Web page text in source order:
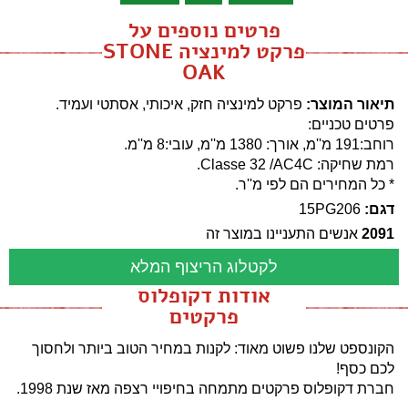
פרטים נוספים על
פרקט למינציה STONE
OAK
תיאור המוצר: פרקט למינציה חזק, איכותי, אסתטי ועמיד.
פרטים טכניים:
רוחב:191 מ''מ, אורך: 1380 מ''מ, עובי:8 מ''מ.
רמת שחיקה: Classe 32 /AC4C.
* כל המחירים הם לפי מ''ר.
דגם: 15PG206
2091 אנשים התעניינו במוצר זה
לקטלוג הריצוף המלא
אודות דקופלוס
פרקטים
הקונספט שלנו פשוט מאוד: לקנות במחיר הטוב ביותר ולחסוך
לכם כסף!
חברת דקופלוס פרקטים מתמחה בחיפויי רצפה מאז שנת 1998.